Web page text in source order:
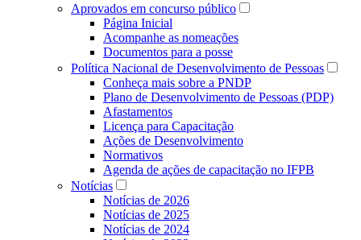
Aprovados em concurso público
Página Inicial
Acompanhe as nomeações
Documentos para a posse
Política Nacional de Desenvolvimento de Pessoas
Conheça mais sobre a PNDP
Plano de Desenvolvimento de Pessoas (PDP)
Afastamentos
Licença para Capacitação
Ações de Desenvolvimento
Normativos
Agenda de ações de capacitação no IFPB
Notícias
Notícias de 2026
Notícias de 2025
Notícias de 2024